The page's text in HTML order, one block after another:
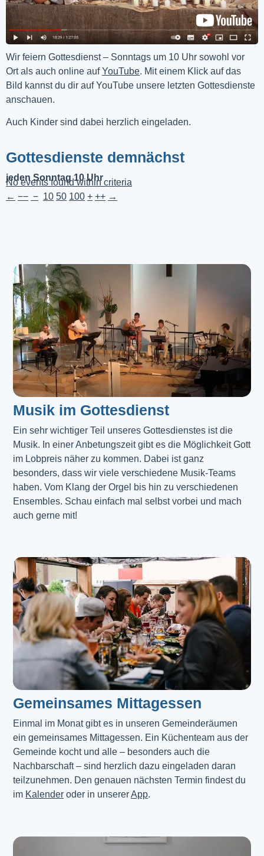
Wir feiern Gottesdienst – Sonntags um 10 Uhr sowohl vor
Ort als auch online auf YouTube. Mit einem Klick auf das
Bild kannst du dir auf YouTube unsere letzten Gottesdienste
anschauen.
Auch Kinder sind dabei herzlich eingeladen.
Gottesdienste demnächst
jeden Sonntag 10 Uhr
No events found within criteria
← −− − 10 50 100 + ++ →
Musik im Gottesdienst​
Ein sehr wichtiger Teil unseres Gottesdienstes ist die
Musik. In einer Anbetungszeit gibt es die Möglichkeit Gott
im Lobpreis näher zu kommen. Dabei ist ganz
besonders, dass wir viele verschiedene Musik-Teams
haben. Vom Klang der Orgel bis hin zu verschiedenen
Ensembles. Schau einfach mal selbst vorbei und mach
auch gerne mit!
Gemeinsames Mittagessen
Einmal im Monat gibt es in unseren Gemeinderäumen
ein gemeinsames Mittagessen. Ein Küchenteam aus der
Gemeinde kocht und alle – besonders auch die
Nachbarschaft – sind herzlich dazu eingeladen daran
teilzunehmen. Den genauen nächsten Termin findest du
im Kalender oder in unserer App.